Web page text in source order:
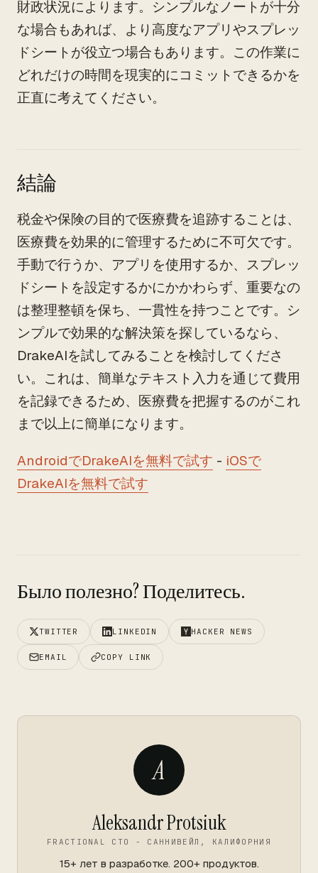
財政状況によります。シンプルなノートが十分
な場合もあれば、より高度なアプリやスプレッ
ドシートが役立つ場合もあります。この作業に
どれだけの時間を現実的にコミットできるかを
正直に考えてください。
結論
税金や保険の目的で医療費を追跡することは、
医療費を効果的に管理するために不可欠です。
手動で行うか、アプリを使用するか、スプレッ
ドシートを設定するかにかかわらず、重要なの
は整理整頓を保ち、一貫性を持つことです。シ
ンプルで効果的な解決策を探しているなら、
DrakeAIを試してみることを検討してくださ
い。これは、簡単なテキスト入力を通じて費用
を記録できるため、医療費を把握するのがこれ
まで以上に簡単になります。
AndroidでDrakeAIを無料で試す - iOSで
DrakeAIを無料で試す
Было полезно? Поделитесь.
TWITTER LINKEDIN HACKER NEWS
EMAIL COPY LINK
A
Aleksandr Protsiuk
FRACTIONAL CTO - САННИВЕЙЛ, КАЛИФОРНИЯ
15+ лет в разработке. 200+ продуктов.